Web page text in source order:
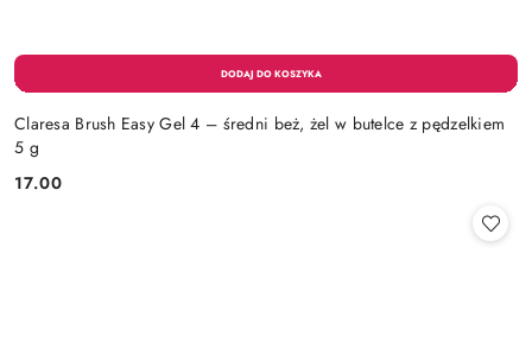
Claresa Brush Easy Gel 4 – średni beż, żel w butelce z pędzelkiem
5 g
Cena:
17.00